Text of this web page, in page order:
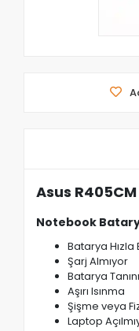
Asus
Notebook
Batarya Hızla
Şarj Almıyor
Batarya
Aşırı Isınma
Şişme veya
Laptop